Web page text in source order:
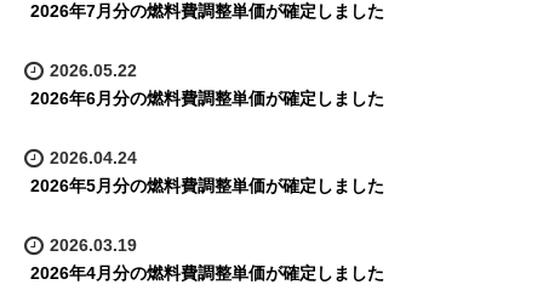
2026年7月分の燃料費調整単価が確定しました
2026.05.22
2026年6月分の燃料費調整単価が確定しました
2026.04.24
2026年5月分の燃料費調整単価が確定しました
2026.03.19
2026年4月分の燃料費調整単価が確定しました